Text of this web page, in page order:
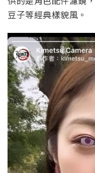
豆子等經典樣貌風。